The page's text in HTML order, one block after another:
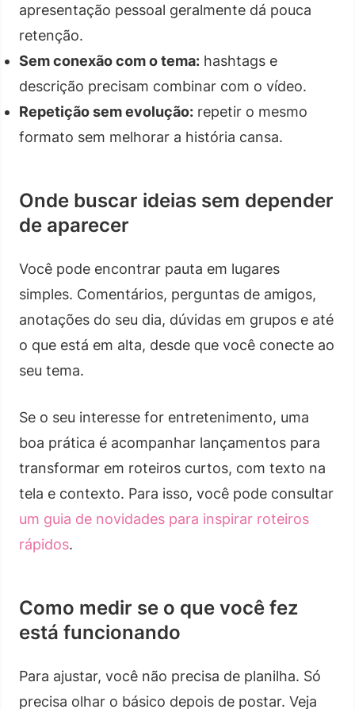
apresentação pessoal geralmente dá pouca
retenção.
Sem conexão com o tema: hashtags e
descrição precisam combinar com o vídeo.
Repetição sem evolução: repetir o mesmo
formato sem melhorar a história cansa.
Onde buscar ideias sem depender
de aparecer
Você pode encontrar pauta em lugares
simples. Comentários, perguntas de amigos,
anotações do seu dia, dúvidas em grupos e até
o que está em alta, desde que você conecte ao
seu tema.
Se o seu interesse for entretenimento, uma
boa prática é acompanhar lançamentos para
transformar em roteiros curtos, com texto na
tela e contexto. Para isso, você pode consultar
um guia de novidades para inspirar roteiros
rápidos.
Como medir se o que você fez
está funcionando
Para ajustar, você não precisa de planilha. Só
precisa olhar o básico depois de postar. Veja